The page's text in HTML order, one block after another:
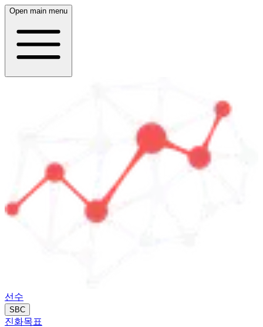
Open main menu
선수
SBC
진화목표